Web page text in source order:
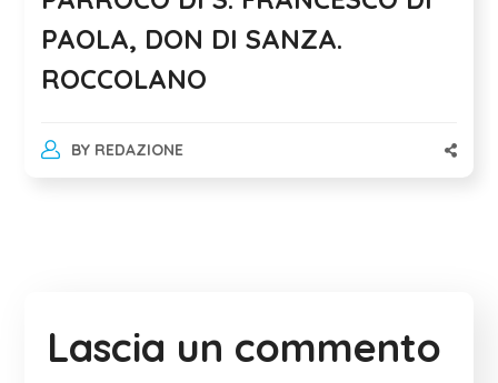
PAOLA, DON DI SANZA.
ROCCOLANO
BY REDAZIONE
Lascia un commento